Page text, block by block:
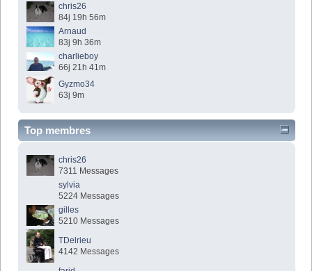
chris26
84j 19h 56m
Arnaud
83j 9h 36m
charlieboy
66j 21h 41m
Gyzmo34
63j 9m
Top membres
chris26
7311 Messages
sylvia
5224 Messages
gilles
5210 Messages
TDelrieu
4142 Messages